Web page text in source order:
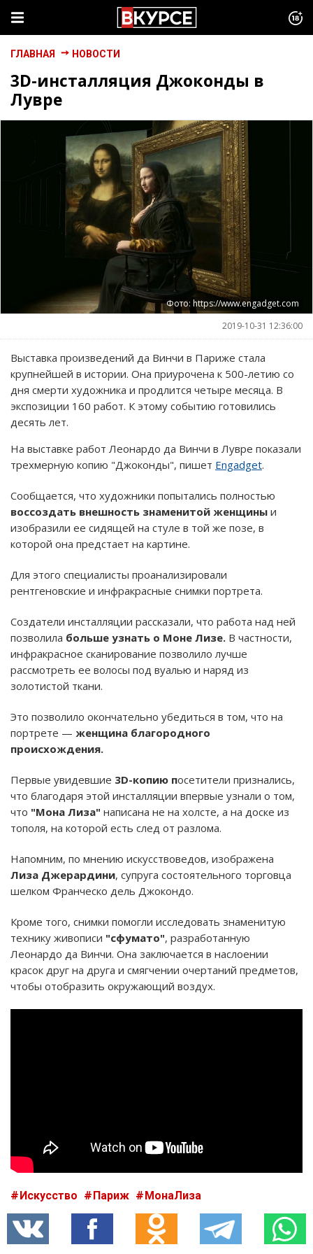
ГЛАВНАЯ НОВОСТИ
3D-инсталляция Джоконды в
Лувре
Фото: https://www.engadget.com
2019-10-31 12:36:00
Выставка произведений да Винчи в Париже стала
крупнейшей в истории. Она приурочена к 500-летию со
дня смерти художника и продлится четыре месяца. В
экспозиции 160 работ. К этому событию готовились
десять лет.
На выставке работ Леонардо да Винчи в Лувре показали
трехмерную копию "Джоконды", пишет Engadget.
Сообщается, что художники попытались полностью
воссоздать внешность знаменитой женщины и
изобразили ее сидящей на стуле в той же позе, в
которой она предстает на картине.
Для этого специалисты проанализировали
рентгеновские и инфракрасные снимки портрета.
Создатели инсталляции рассказали, что работа над ней
позволила больше узнать о Моне Лизе. В частности,
инфракрасное сканирование позволило лучше
рассмотреть ее волосы под вуалью и наряд из
золотистой ткани.
Это позволило окончательно убедиться в том, что на
портрете — женщина благородного
происхождения.
Первые увидевшие 3D-копию посетители признались,
что благодаря этой инсталляции впервые узнали о том,
что "Мона Лиза" написана не на холсте, а на доске из
тополя, на которой есть след от разлома.
Напомним, по мнению искусствоведов, изображена
Лиза Джерардини, супруга состоятельного торговца
шелком Франческо дель Джокондо.
Кроме того, снимки помогли исследовать знаменитую
технику живописи "сфумато", разработанную
Леонардо да Винчи. Она заключается в наслоении
красок друг на друга и смягчении очертаний предметов,
чтобы отобразить окружающий воздух.
Искусство Париж МонаЛиза